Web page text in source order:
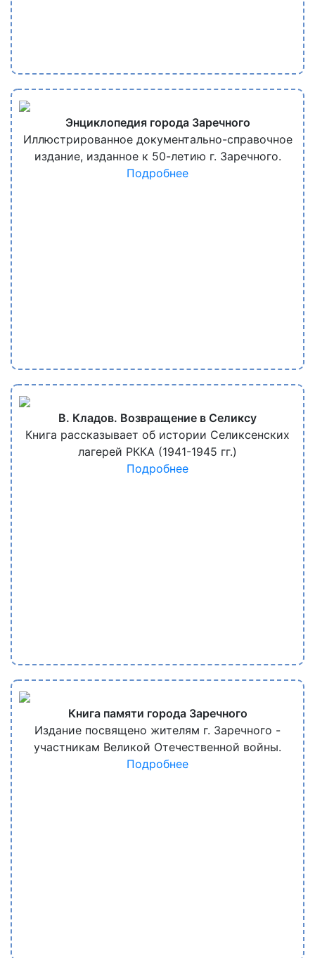
Энциклопедия города Заречного
Иллюстрированное документально-справочное
издание, изданное к 50-летию г. Заречного.
Подробнее
В. Кладов. Возвращение в Селиксу
Книга рассказывает об истории Селиксенских
лагерей РККА (1941-1945 гг.)
Подробнее
Книга памяти города Заречного
Издание посвящено жителям г. Заречного -
участникам Великой Отечественной войны.
Подробнее